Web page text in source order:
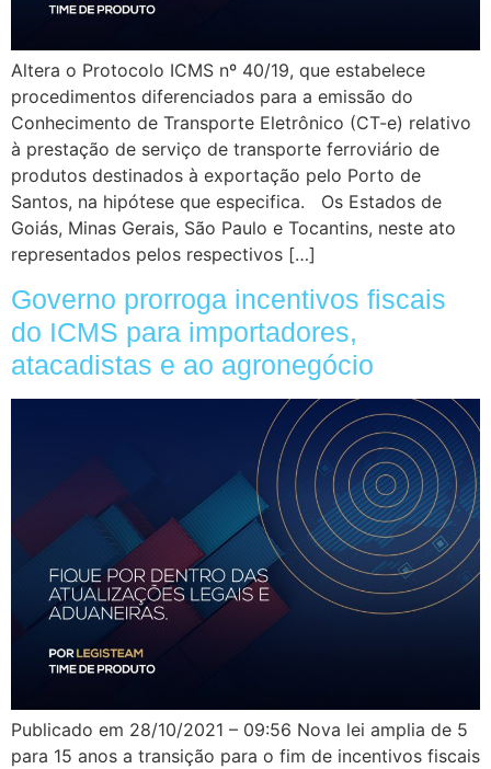
Altera o Protocolo ICMS nº 40/19, que estabelece
procedimentos diferenciados para a emissão do
Conhecimento de Transporte Eletrônico (CT-e) relativo
à prestação de serviço de transporte ferroviário de
produtos destinados à exportação pelo Porto de
Santos, na hipótese que especifica. Os Estados de
Goiás, Minas Gerais, São Paulo e Tocantins, neste ato
representados pelos respectivos […]
Governo prorroga incentivos fiscais
do ICMS para importadores,
atacadistas e ao agronegócio
Publicado em 28/10/2021 – 09:56 Nova lei amplia de 5
para 15 anos a transição para o fim de incentivos fiscais